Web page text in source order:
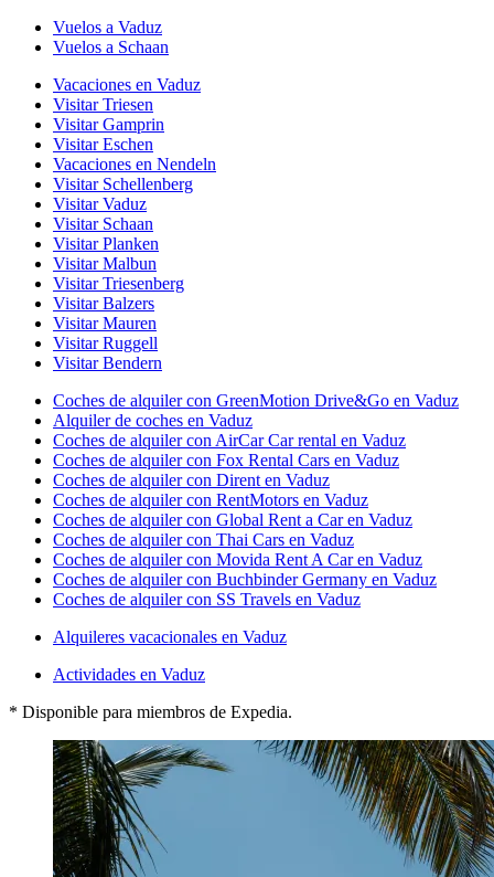
Vuelos a Vaduz
Vuelos a Schaan
Vacaciones en Vaduz
Visitar Triesen
Visitar Gamprin
Visitar Eschen
Vacaciones en Nendeln
Visitar Schellenberg
Visitar Vaduz
Visitar Schaan
Visitar Planken
Visitar Malbun
Visitar Triesenberg
Visitar Balzers
Visitar Mauren
Visitar Ruggell
Visitar Bendern
Coches de alquiler con GreenMotion Drive&Go en Vaduz
Alquiler de coches en Vaduz
Coches de alquiler con AirCar Car rental en Vaduz
Coches de alquiler con Fox Rental Cars en Vaduz
Coches de alquiler con Dirent en Vaduz
Coches de alquiler con RentMotors en Vaduz
Coches de alquiler con Global Rent a Car en Vaduz
Coches de alquiler con Thai Cars en Vaduz
Coches de alquiler con Movida Rent A Car en Vaduz
Coches de alquiler con Buchbinder Germany en Vaduz
Coches de alquiler con SS Travels en Vaduz
Alquileres vacacionales en Vaduz
Actividades en Vaduz
* Disponible para miembros de Expedia.